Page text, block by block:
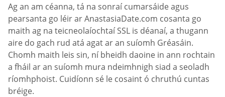
Ag an am céanna, tá na sonraí cumarsáide agus
pearsanta go léir ar AnastasiaDate.com cosanta go
maith ag na teicneolaíochtaí SSL is déanaí, a thugann
aire do gach rud atá agat ar an suíomh Gréasáin.
Chomh maith leis sin, ní bheidh daoine in ann rochtain
a fháil ar an suíomh mura ndeimhnigh siad a seoladh
ríomhphoist. Cuidíonn sé le cosaint ó chruthú cuntas
bréige.